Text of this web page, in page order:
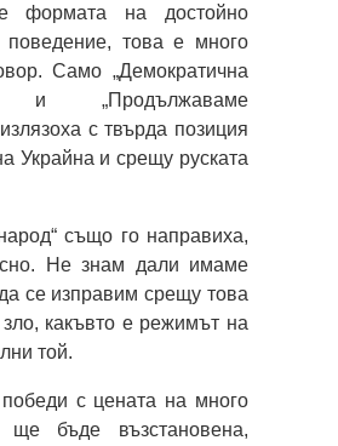
формата на достойно
поведение, това е много
Само „Демократична
и „Продължаваме
с твърда позиция
Украйна и срещу руската
също го направиха,
Не знам дали имаме
се изправим срещу това
зло, какъвто е режимът на
той.
с цената на много
бъде възстановена,